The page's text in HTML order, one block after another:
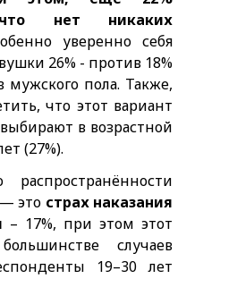
нет никаких
уверенно себя
26% - против 18%
мужского пола. Также,
что этот вариант
в возрастной
(27%).
это страх наказания
– 17%, при этом этот
случаев
19–30 лет